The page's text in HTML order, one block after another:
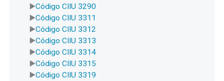
Código CIIU 3290
Código CIIU 3311
Código CIIU 3312
Código CIIU 3313
Código CIIU 3314
Código CIIU 3315
Código CIIU 3319